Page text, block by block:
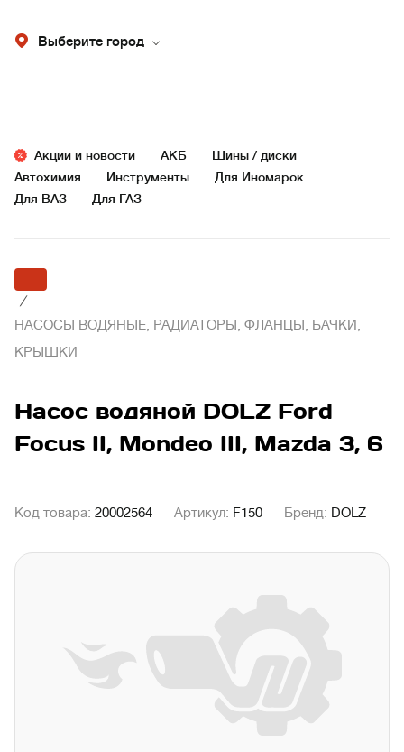
Выберите город
Акции и новости АКБ
Шины / диски
Автохимия
Инструменты
Для Иномарок
Для ВАЗ
Для ГАЗ
...
/
НАСОСЫ ВОДЯНЫЕ, РАДИАТОРЫ, ФЛАНЦЫ, БАЧКИ,
КРЫШКИ
Насос водяной DOLZ Ford
Focus II, Mondeo III, Mazda 3, 6
Код товара: 20002564 Артикул: F150 Бренд: DOLZ